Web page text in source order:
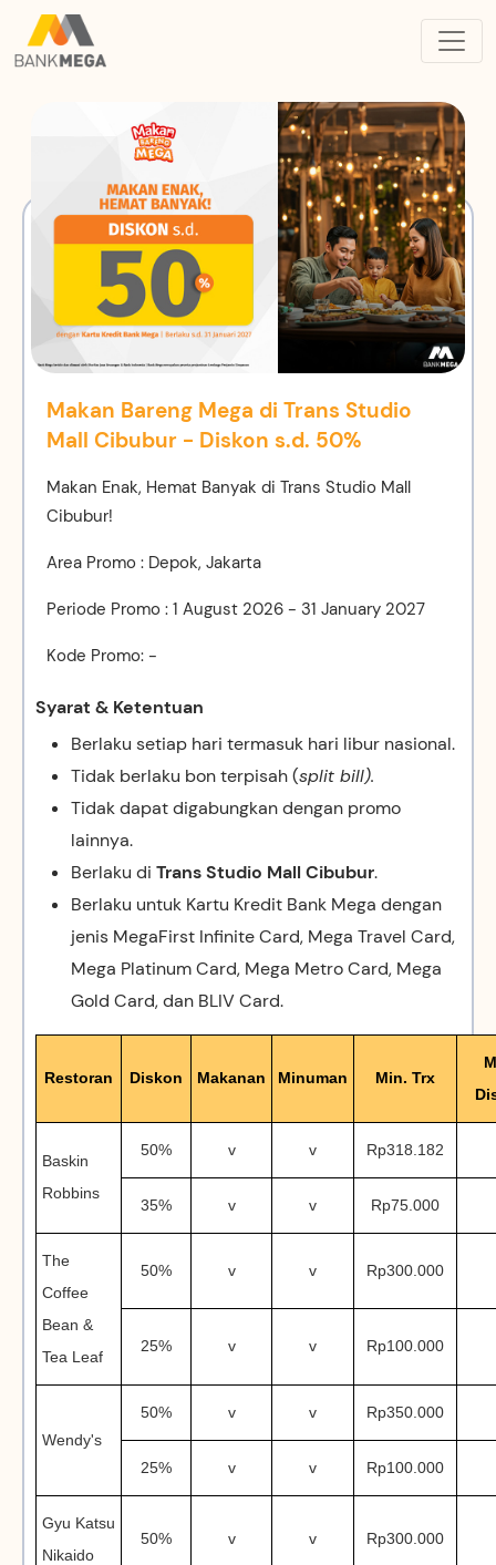
Makan Bareng Mega di Trans Studio
Mall Cibubur - Diskon s.d. 50%
Makan Enak, Hemat Banyak di Trans Studio Mall
Cibubur!
Area Promo : Depok, Jakarta
Periode Promo : 1 August 2026 - 31 January 2027
Kode Promo: -
Syarat & Ketentuan
Berlaku setiap hari termasuk hari libur nasional.
Tidak berlaku bon terpisah (split bill).
Tidak dapat digabungkan dengan promo
lainnya.
Berlaku di Trans Studio Mall Cibubur.
Berlaku untuk Kartu Kredit Bank Mega dengan
jenis MegaFirst Infinite Card, Mega Travel Card,
Mega Platinum Card, Mega Metro Card, Mega
Gold Card, dan BLIV Card.
Restoran Diskon Makanan Minuman Min. Trx
Baskin
Robbins
50% v v Rp318.182
35% v v Rp75.000
The
Coffee
Bean &
Tea Leaf
50% v v Rp300.000
25% v v Rp100.000
Wendy's
50% v v Rp350.000
25% v v Rp100.000
Gyu Katsu
Nikaido
50% v v Rp300.000